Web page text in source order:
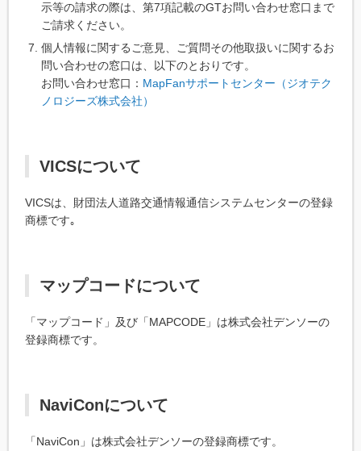
示等の請求の際は、第7項記載のGTお問い合わせ窓口まで
ご請求ください。
個人情報に関するご意見、ご質問その他取扱いに関するお
問い合わせの窓口は、以下のとおりです。
お問い合わせ窓口： MapFanサポートセンター（ジオテク
ノロジーズ株式会社）
VICSについて
VICSは、財団法人道路交通情報通信システムセンターの登録
商標です｡
マップコードについて
「マップコード」及び「MAPCODE」は株式会社デンソーの
登録商標です。
NaviConについて
「NaviCon」は株式会社デンソーの登録商標です。